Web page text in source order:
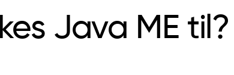
Java ME til?